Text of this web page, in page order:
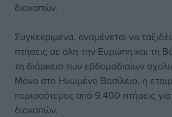
διακοπών.
Συγκεκριμένα, αναμένεται να
πτήσεις σε όλη την Ευρώπη και τη
τη διάρκεια των εβδομαδιαίων
Μόνο στο Ηνωμένο Βασίλειο, η
περισσότερες από 9.400 πτήσεις
διακοπών.